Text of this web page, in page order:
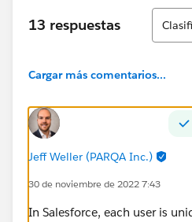
13 respuestas
Ordenar
Cargar más comentarios...
Jeff Weller (PARQA Inc.)
30 de noviembre de 2022 7:43
In Salesforce, each user is